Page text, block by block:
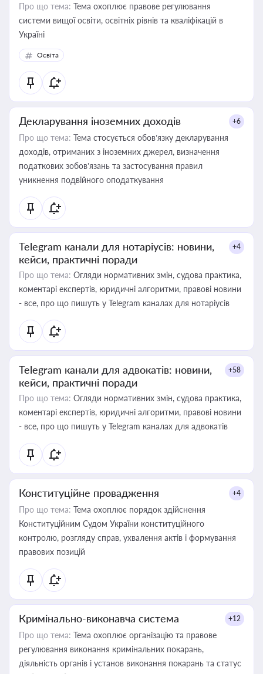
Про що тема: Тема охоплює правове регулювання
системи вищої освіти, освітніх рівнів та кваліфікацій в
Україні
Освіта
Декларування іноземних доходів +6
Про що тема: Тема стосується обов’язку декларування
доходів, отриманих з іноземних джерел, визначення
податкових зобов’язань та застосування правил
уникнення подвійного оподаткування
Telegram канали для нотаріусів: новини,
кейси, практичні поради
+4
Про що тема: Огляди нормативних змін, судова практика,
коментарі експертів, юридичні алгоритми, правові новини
- все, про що пишуть у Telegram каналах для нотаріусів
Telegram канали для адвокатів: новини,
кейси, практичні поради
+58
Про що тема: Огляди нормативних змін, судова практика,
коментарі експертів, юридичні алгоритми, правові новини
- все, про що пишуть у Telegram каналах для адвокатів
Конституційне провадження +4
Про що тема: Тема охоплює порядок здійснення
Конституційним Судом України конституційного
контролю, розгляду справ, ухвалення актів і формування
правових позицій
Кримінально-виконавча система +12
Про що тема: Тема охоплює організацію та правове
регулювання виконання кримінальних покарань,
діяльність органів і установ виконання покарань та статус